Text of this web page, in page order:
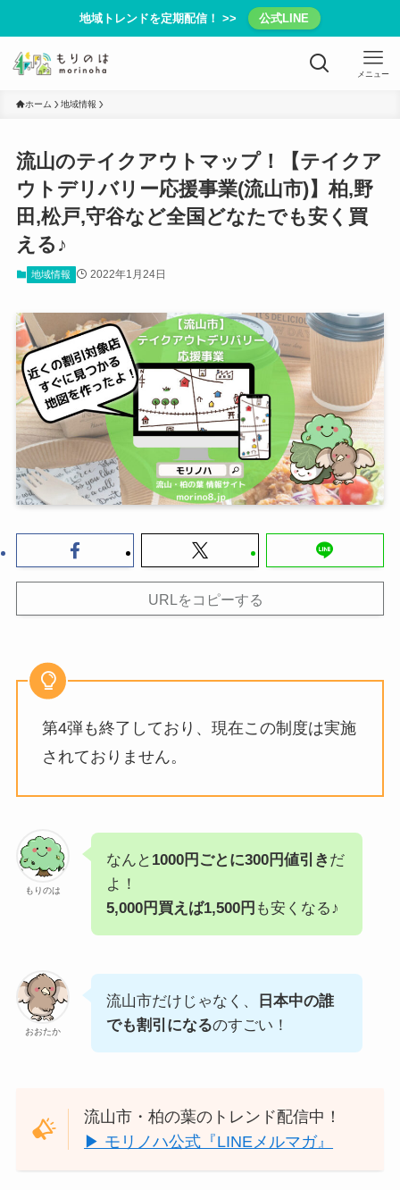
地域トレンドを定期配信！ >> 公式LINE
メニュー
ホーム 地域情報
流山のテイクアウトマップ！【テイクア
ウトデリバリー応援事業(流山市)】柏,野
田,松戸,守谷など全国どなたでも安く買
える♪
地域情報 2022年1月24日
URLをコピーする
第4弾も終了しており、現在この制度は実施
されておりません。
もりのは
なんと 1000円ごとに300円値引き だ
よ！
5,000円買えば1,500円 も安くなる♪
おおたか
流山市だけじゃなく、
日本中の誰
でも割引になるのすごい！
流山市・柏の葉のトレンド配信中！
▶︎ モリノハ公式『LINEメルマガ』